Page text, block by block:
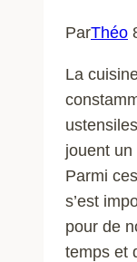
ParThéo
La
jouent
Parmi
s’est
pour de
temps et